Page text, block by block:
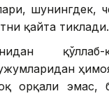
шунингдек,
қайта тиклади.
қўллаб-
орқали эмас,